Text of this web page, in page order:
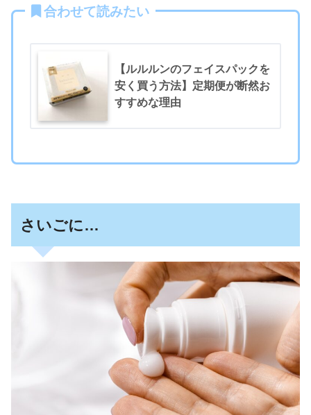
合わせて読みたい
【ルルルンのフェイスパックを
安く買う方法】定期便が断然お
すすめな理由
さいごに…